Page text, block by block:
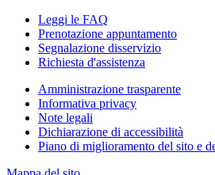
Leggi le FAQ
Prenotazione appuntamento
Segnalazione disservizio
Richiesta d'assistenza
Amministrazione trasparente
Informativa privacy
Note legali
Dichiarazione di accessibilità
Piano di miglioramento del sito e